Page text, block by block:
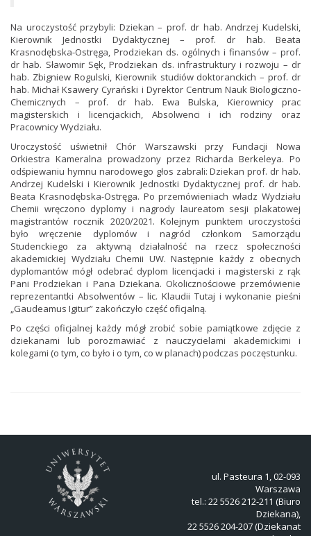
Na uroczystość przybyli: Dziekan – prof. dr hab. Andrzej Kudelski,
Kierownik Jednostki Dydaktycznej – prof. dr hab. Beata
Krasnodębska-Ostręga, Prodziekan ds. ogólnych i finansów – prof.
dr hab. Sławomir Sęk, Prodziekan ds. infrastruktury i rozwoju – dr
hab. Zbigniew Rogulski, Kierownik studiów doktoranckich – prof. dr
hab. Michał Ksawery Cyrański i Dyrektor Centrum Nauk Biologiczno-
Chemicznych – prof. dr hab. Ewa Bulska, Kierownicy prac
magisterskich i licencjackich, Absolwenci i ich rodziny oraz
Pracownicy Wydziału.
Uroczystość uświetnił Chór Warszawski przy Fundacji Nowa
Orkiestra Kameralna prowadzony przez Richarda Berkeleya. Po
odśpiewaniu hymnu narodowego głos zabrali: Dziekan prof. dr hab.
Andrzej Kudelski i Kierownik Jednostki Dydaktycznej prof. dr hab.
Beata Krasnodębska-Ostręga. Po przemówieniach władz Wydziału
Chemii wręczono dyplomy i nagrody laureatom sesji plakatowej
magistrantów rocznik 2020/2021. Kolejnym punktem uroczystości
było wręczenie dyplomów i nagród członkom Samorządu
Studenckiego za aktywną działalność na rzecz społeczności
akademickiej Wydziału Chemii UW. Następnie każdy z obecnych
dyplomantów mógł odebrać dyplom licencjacki i magisterski z rąk
Pani Prodziekan i Pana Dziekana. Okolicznościowe przemówienie
reprezentantki Absolwentów – lic. Klaudii Tutaj i wykonanie pieśni
„Gaudeamus Igitur” zakończyło część oficjalną.
Po części oficjalnej każdy mógł zrobić sobie pamiątkowe zdjęcie z
dziekanami lub porozmawiać z nauczycielami akademickimi i
kolegami (o tym, co było i o tym, co w planach) podczas poczęstunku.
ul. Pasteura 1, 02-093
Warszawa
tel.: 22 5526 212-211 (Biuro
Dziekana),
22 5526 204-207 (Dziekanat